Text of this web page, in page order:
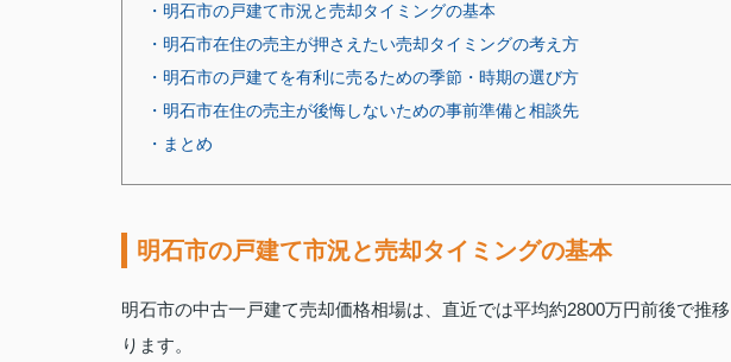
・明石市の戸建て市況と売却タイミングの基本
・明石市在住の売主が押さえたい売却タイミングの考え方
・明石市の戸建てを有利に売るための季節・時期の選び方
・明石市在住の売主が後悔しないための事前準備と相談先
・まとめ
明石市の戸建て市況と売却タイミングの基本
明石市の中古一戸建て売却価格相場は、直近では平均約2800万円前後で推
ります。